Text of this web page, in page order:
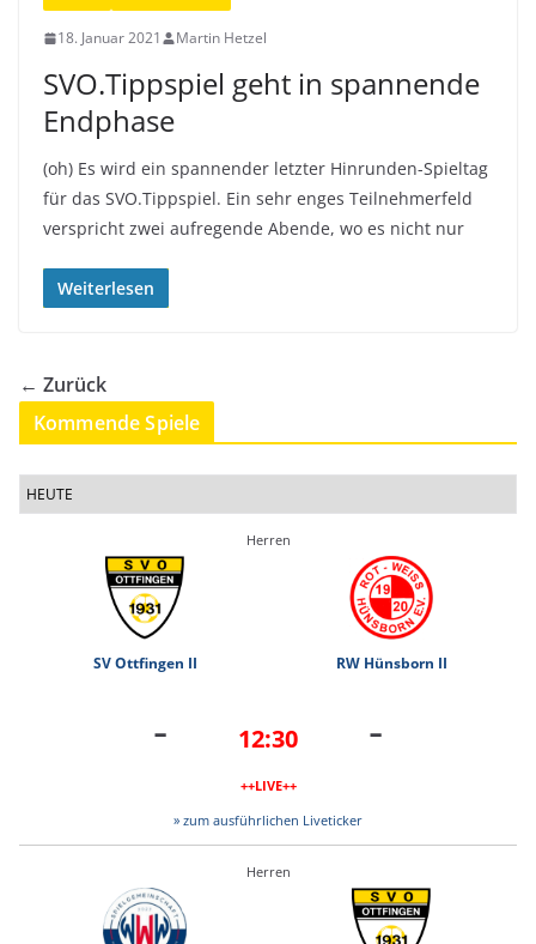
18. Januar 2021 Martin Hetzel
SVO.Tippspiel geht in spannende
Endphase
(oh) Es wird ein spannender letzter Hinrunden-Spieltag
für das SVO.Tippspiel. Ein sehr enges Teilnehmerfeld
verspricht zwei aufregende Abende, wo es nicht nur
Weiterlesen
← Zurück
Kommende Spiele
HEUTE
Herren
SV Ottfingen II RW Hünsborn II
- 12:30
++LIVE++
-
» zum ausführlichen Liveticker
Herren